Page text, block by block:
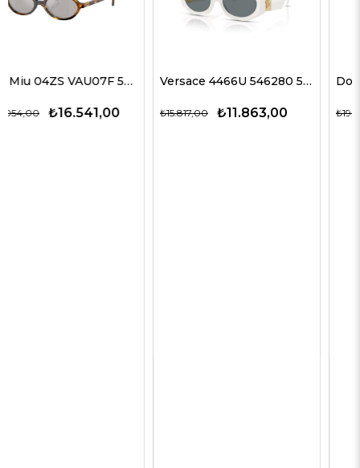
Versace 4466U 546280 54 G Kadın Güneş Gözlükleri
₺11.863,00
₺15.817,00
Dolce Gabbana 4469 501/87 59 G Kadın Güneş Gözlükleri
₺12.563,00
₺19.327,00